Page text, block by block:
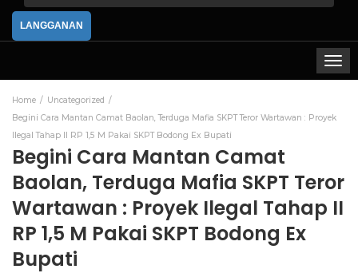
LANGGANAN
Home
Uncategorized
Begini Cara Mantan Camat Baolan, Terduga Mafia SKPT Teror Wartawan : Proyek
Ilegal Tahap II RP 1,5 M Pakai SKPT Bodong Ex Bupati
Begini Cara Mantan Camat
Baolan, Terduga Mafia SKPT Teror
Wartawan : Proyek Ilegal Tahap II
RP 1,5 M Pakai SKPT Bodong Ex
Bupati